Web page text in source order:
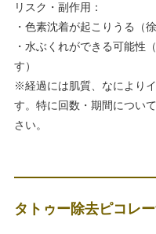
リスク・副作用：
・色素沈着が起こりうる（
・水ぶくれができる可能性
す）
※経過には肌質、なにより
す。特に回数・期間につい
さい。
タトゥー除去ピコレ